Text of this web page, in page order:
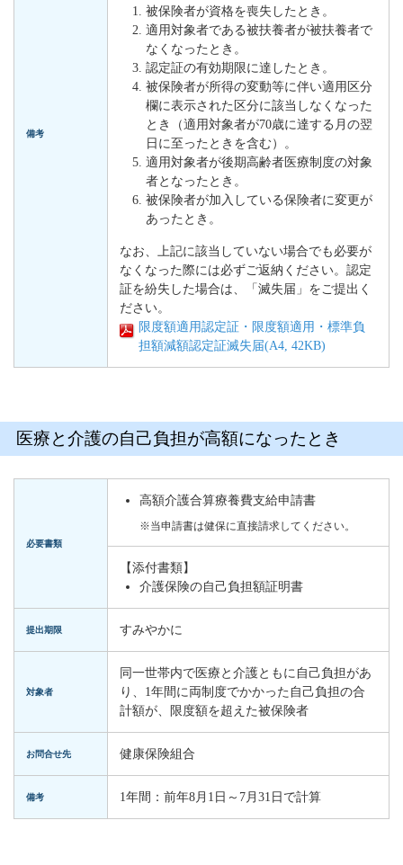
備考
被保険者が資格を喪失したとき。
適用対象者である被扶養者が被扶養者で
なくなったとき。
認定証の有効期限に達したとき。
被保険者が所得の変動等に伴い適用区分
欄に表示された区分に該当しなくなった
とき（適用対象者が70歳に達する月の翌
日に至ったときを含む）。
適用対象者が後期高齢者医療制度の対象
者となったとき。
被保険者が加入している保険者に変更が
あったとき。
なお、上記に該当していない場合でも必要が
なくなった際には必ずご返納ください。認定
証を紛失した場合は、「滅失届」をご提出く
ださい。
限度額適用認定証・限度額適用・標準負
担額減額認定証滅失届(A4, 42KB)
医療と介護の自己負担が高額になったとき
必要書類
高額介護合算療養費支給申請書
※当申請書は健保に直接請求してください。
【添付書類】
介護保険の自己負担額証明書
提出期限 すみやかに
対象者
同一世帯内で医療と介護ともに自己負担があ
り、1年間に両制度でかかった自己負担の合
計額が、限度額を超えた被保険者
お問合せ先 健康保険組合
備考 1年間：前年8月1日～7月31日で計算